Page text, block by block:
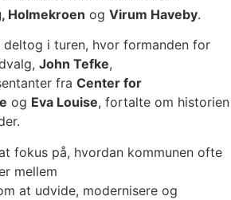
Holmekroen og Virum Haveby.
deltog i turen, hvor formanden for
John Tefke,
fra Center for
og Eva Louise, fortalte om historien
fokus på, hvordan kommunen ofte
mellem
at udvide, modernisere og